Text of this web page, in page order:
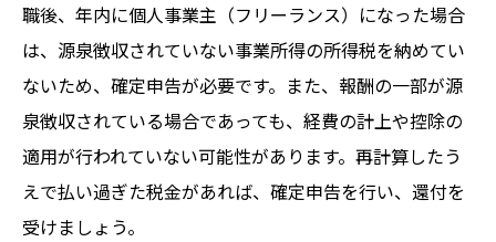
職後、年内に個人事業主（フリーランス）になった場合
は、源泉徴収されていない事業所得の所得税を納めてい
ないため、確定申告が必要です。また、報酬の一部が源
泉徴収されている場合であっても、経費の計上や控除の
適用が行われていない可能性があります。再計算したう
えで払い過ぎた税金があれば、確定申告を行い、還付を
受けましょう。